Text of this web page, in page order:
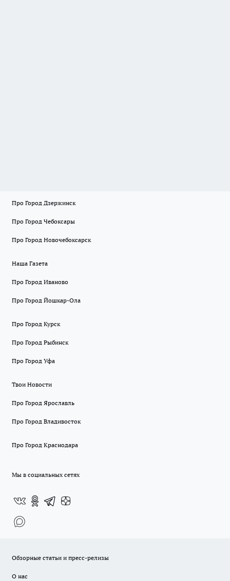
Про Город Дзержинск
Про Город Чебоксары
Про Город Новочебоксарск
Наша Газета
Про Город Иваново
Про Город Йошкар-Ола
Про Город Курск
Про Город Рыбинск
Про Город Уфа
Твои Новости
Про Город Ярославль
Про Город Владивосток
Про Город Краснодара
Мы в социальных сетях
Обзорные статьи и пресс-релизы
О нас